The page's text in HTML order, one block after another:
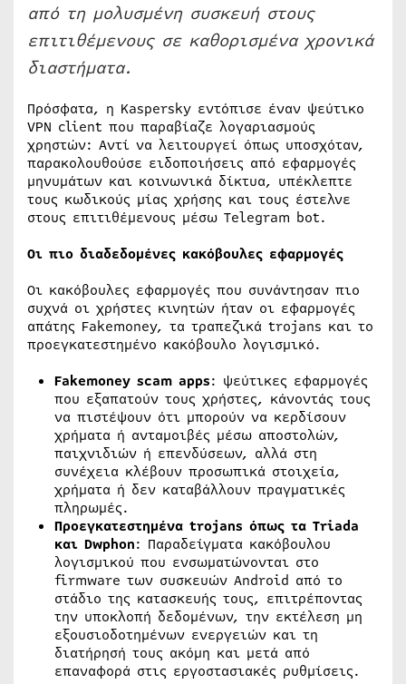
από τη μολυσμένη συσκευή στους
επιτιθέμενους σε καθορισμένα χρονικά
διαστήματα.
Πρόσφατα, η Kaspersky εντόπισε έναν ψεύτικο
VPN client που παραβίαζε λογαριασμούς
χρηστών: Αντί να λειτουργεί όπως υποσχόταν,
παρακολουθούσε ειδοποιήσεις από εφαρμογές
μηνυμάτων και κοινωνικά δίκτυα, υπέκλεπτε
τους κωδικούς μίας χρήσης και τους έστελνε
στους επιτιθέμενους μέσω Telegram bot.
Οι πιο διαδεδομένες κακόβουλες εφαρμογές
Οι κακόβουλες εφαρμογές που συνάντησαν πιο
συχνά οι χρήστες κινητών ήταν οι εφαρμογές
απάτης Fakemoney, τα τραπεζικά trojans και το
προεγκατεστημένο κακόβουλο λογισμικό.
Fakemoney scam apps: ψεύτικες εφαρμογές
που εξαπατούν τους χρήστες, κάνοντάς τους
να πιστέψουν ότι μπορούν να κερδίσουν
χρήματα ή ανταμοιβές μέσω αποστολών,
παιχνιδιών ή επενδύσεων, αλλά στη
συνέχεια κλέβουν προσωπικά στοιχεία,
χρήματα ή δεν καταβάλλουν πραγματικές
πληρωμές.
Προεγκατεστημένα trojans όπως τα Triada
και Dwphon: Παραδείγματα κακόβουλου
λογισμικού που ενσωματώνονται στο
firmware των συσκευών Android από το
στάδιο της κατασκευής τους, επιτρέποντας
την υποκλοπή δεδομένων, την εκτέλεση μη
εξουσιοδοτημένων ενεργειών και τη
διατήρησή τους ακόμη και μετά από
επαναφορά στις εργοστασιακές ρυθμίσεις.